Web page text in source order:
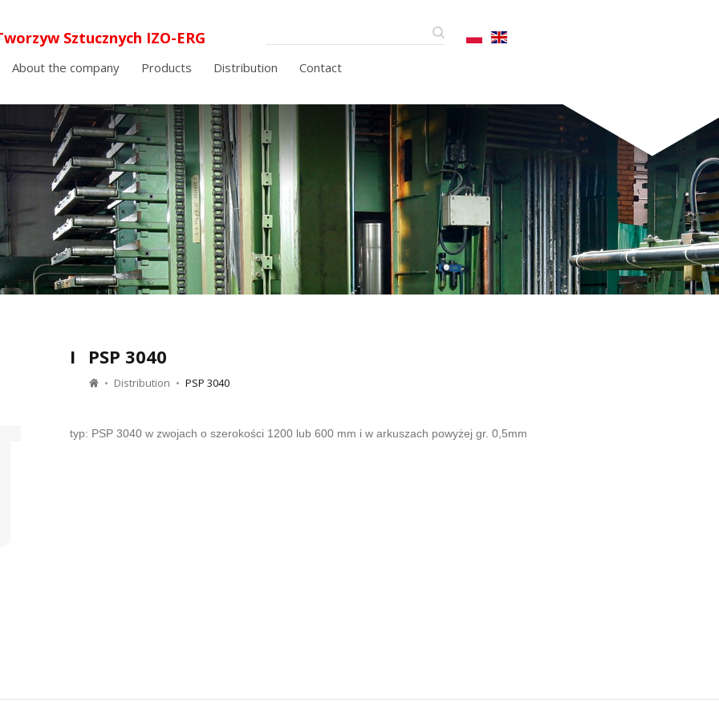
Sztucznych IZO-ERG
About the company Products Distribution Contact
I PSP 3040
Distribution PSP 3040
typ: PSP 3040 w zwojach o szerokości 1200 lub 600 mm i w arkuszach powyżej gr. 0,5mm